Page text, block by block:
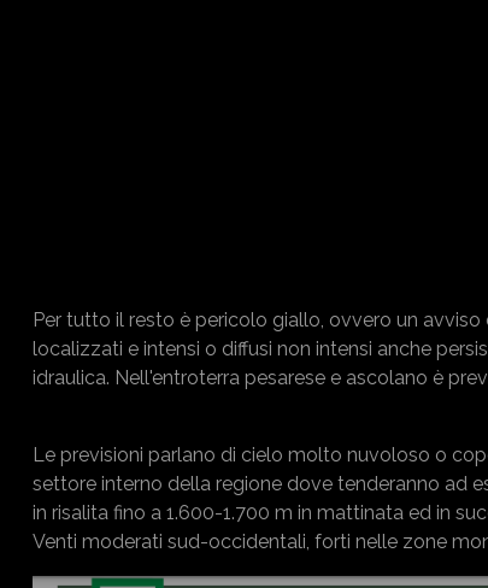
Per tutto il resto è pericolo giallo, ovvero un
localizzati e intensi o diffusi non intensi anche
idraulica. Nell'entroterra pesarese e ascolano è
Le previsioni parlano di cielo molto nuvoloso o
settore interno della regione dove tenderanno ad
in risalita fino a 1.600-1.700 m in mattinata ed in
Venti moderati sud-occidentali, forti nelle zone